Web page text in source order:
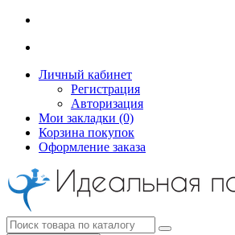
Личный кабинет
Регистрация
Авторизация
Мои закладки (0)
Корзина покупок
Оформление заказа